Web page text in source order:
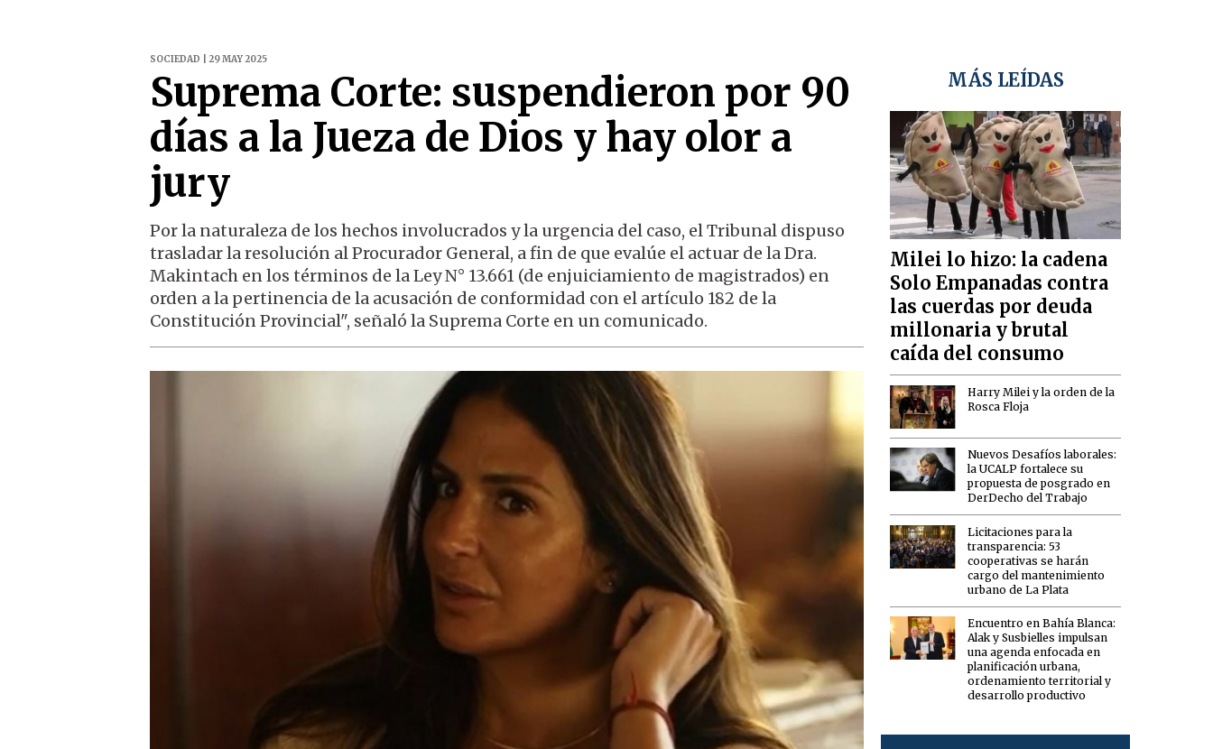
SOCIEDAD | 29 MAY 2025
Suprema Corte: suspendieron por 90
días a la Jueza de Dios y hay olor a
jury
Por la naturaleza de los hechos involucrados y la urgencia del caso, el Tribunal dispuso
trasladar la resolución al Procurador General, a fin de que evalúe el actuar de la Dra.
Makintach en los términos de la Ley N° 13.661 (de enjuiciamiento de magistrados) en
orden a la pertinencia de la acusación de conformidad con el artículo 182 de la
Constitución Provincial", señaló la Suprema Corte en un comunicado.
MÁS LEÍDAS
Milei lo hizo: la cadena
Solo Empanadas contra
las cuerdas por deuda
millonaria y brutal
caída del consumo
Harry Milei y la orden de la
Rosca Floja
Nuevos Desafíos laborales:
la UCALP fortalece su
propuesta de posgrado en
DerDecho del Trabajo
Licitaciones para la
transparencia: 53
cooperativas se harán
cargo del mantenimiento
urbano de La Plata
Encuentro en Bahía Blanca:
Alak y Susbielles impulsan
una agenda enfocada en
planificación urbana,
ordenamiento territorial y
desarrollo productivo